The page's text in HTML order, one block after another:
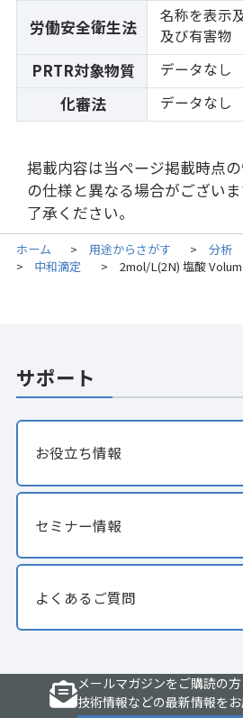
労働安全衛生法
名称を表示
及び有害物
PRTR対象物質 データなし
化審法 データなし
掲載内容は当ページ掲載時点
の仕様と異なる場合がござい
了承ください。
ホーム > 用途からさがす > 分析
> 中和滴定 > 2mol/L(2N) 塩酸
サポート
お役立ち情報
セミナー情報
よくあるご質問
メールマガジンをご購読の方
技術情報などの最新情報をお